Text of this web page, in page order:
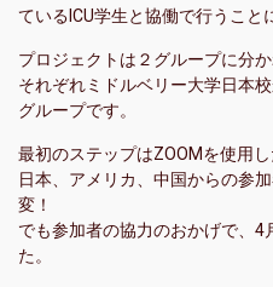
ているICU学生と協働で行うこと
プロジェクトは２グループに分か
それぞれミドルベリー大学日本
グループです。
最初のステップはZOOMを使用
日本、アメリカ、中国からの参
変！
でも参加者の協力のおかげで、4
た。